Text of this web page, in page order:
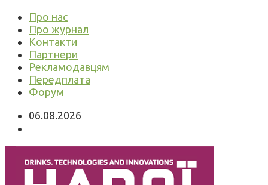
Про нас
Про журнал
Контакти
Партнери
Рекламодавцям
Передплата
Форум
06.08.2026